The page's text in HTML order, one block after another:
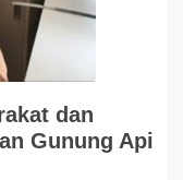
dan
Gunung Api